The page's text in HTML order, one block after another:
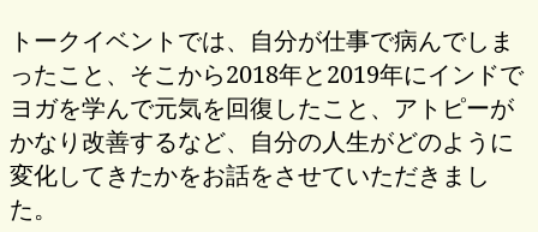
トークイベントでは、自分が仕事で病んでしま
ったこと、そこから2018年と2019年にインドで
ヨガを学んで元気を回復したこと、アトピーが
かなり改善するなど、自分の人生がどのように
変化してきたかをお話をさせていただきまし
た。